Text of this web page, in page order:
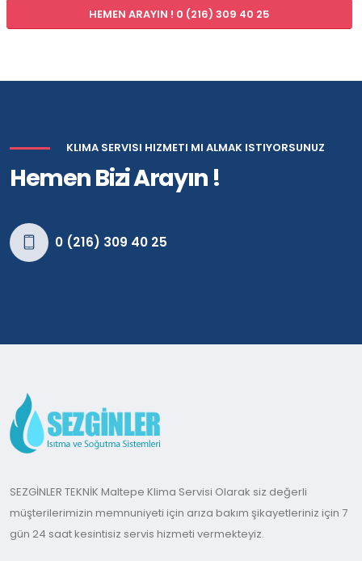
HEMEN ARAYIN ! 0 (216) 309 40 25
KLIMA SERVISI HIZMETI MI ALMAK ISTIYORSUNUZ
Hemen Bizi Arayın !
0 (216) 309 40 25
SEZGİNLER TEKNİK Maltepe Klima Servisi Olarak siz değerli
müşterilerimizin memnuniyeti için arıza bakım şikayetleriniz için 7
gün 24 saat kesintisiz servis hizmeti vermekteyiz.